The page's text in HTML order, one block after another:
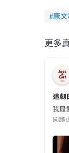
康
更多
追劇
我最
閱讀